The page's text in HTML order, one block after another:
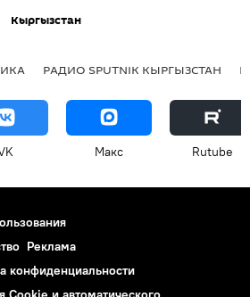
Кыргызстан
РАДИО SPUTNIK КЫРГЫЗСТАН
Макс Rutube
Реклама
конфиденциальности